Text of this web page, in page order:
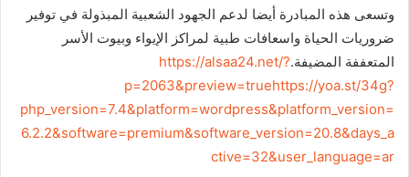
وتسعى هذه المبادرة أيضا لدعم الجهود الشعبية المبذولة في توفير
ضروريات الحياة واسعافات طبية لمراكز الإيواء وبيوت الأسر
المتعففة المضيفة.https://alsaa24.net/?
p=2063&preview=truehttps://yoa.st/34g?
php_version=7.4&platform=wordpress&platform_version=
6.2.2&software=premium&software_version=20.8&days_a
ctive=32&user_language=ar